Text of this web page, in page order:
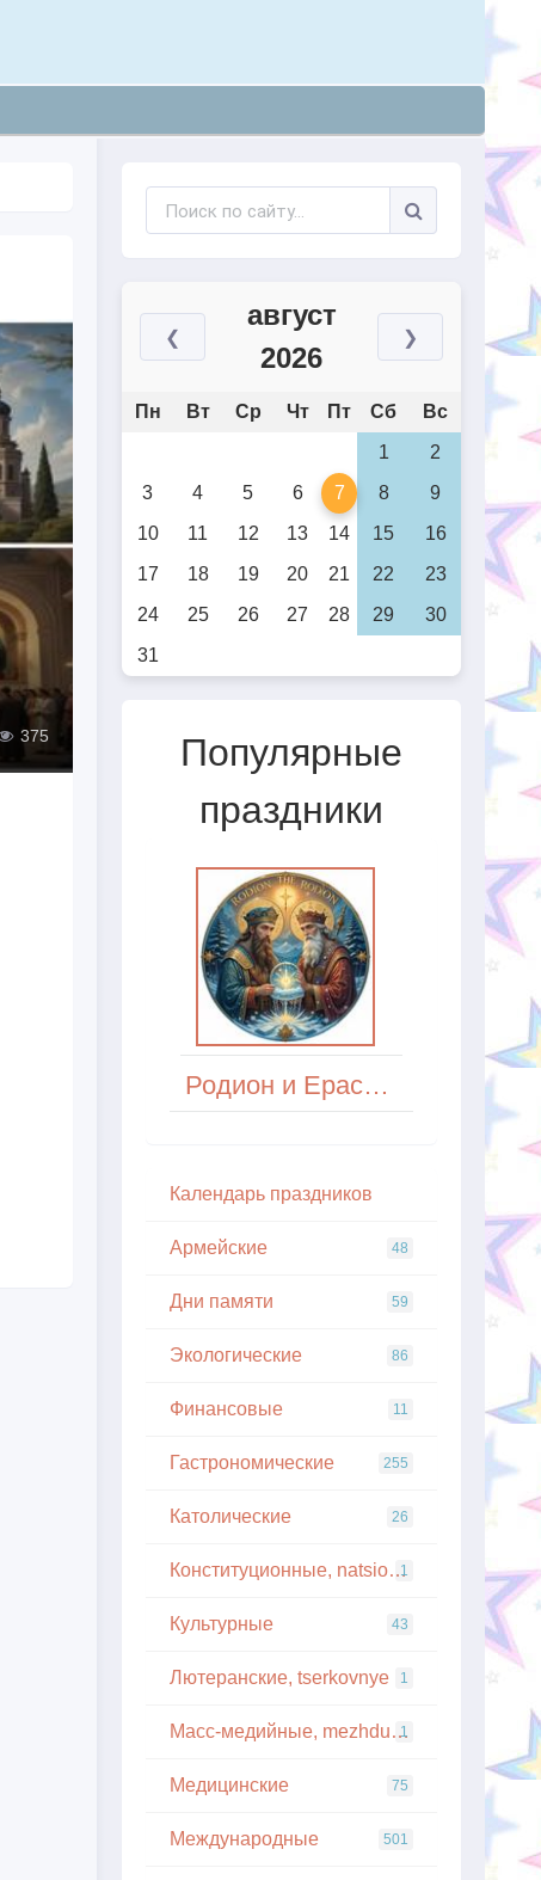
375
❮
август
2026
❯
Пн Вт Ср Чт Пт Сб
Вс
1
2
3
4 5 6 7 8
9
10
11 12 13 14 15
16
17
18 19 20 21 22
23
24
25 26 27 28 29
30
31
Популярные
праздники
Родион и Ераст (Родион Ледолом)
Кaлeндapь пpaздникoв
Армейские 48
Дни памяти 59
Экологические 86
Финансовые 11
Гастрономические 255
Католические 26
Конституционные, natsionalnye
1
Культурные 43
Лютеранские, tserkovnye 1
Масс-медийные, mezhdunarodnye
1
Медицинские 75
Международные 501